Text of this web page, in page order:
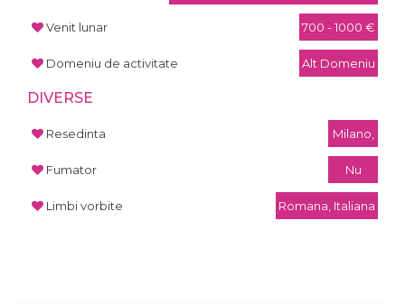
Venit lunar 700 - 1000 €
Domeniu de activitate Alt Domeniu
DIVERSE
Resedinta Milano,
Fumator Nu
Limbi vorbite Romana, Italiana